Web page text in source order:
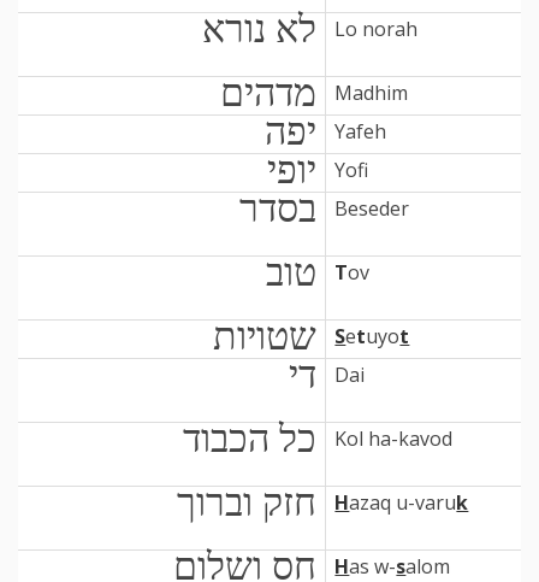
לא נורא Lo norah
מדהים Madhim
יפה Yafeh
יופי Yofi
בסדר Beseder
טוב Tov
שטויות Setuyot
די Dai
כל הכבוד Kol ha-kavod
חזק וברוך Hazaq u-varuk
חס ושלום Has w-salom